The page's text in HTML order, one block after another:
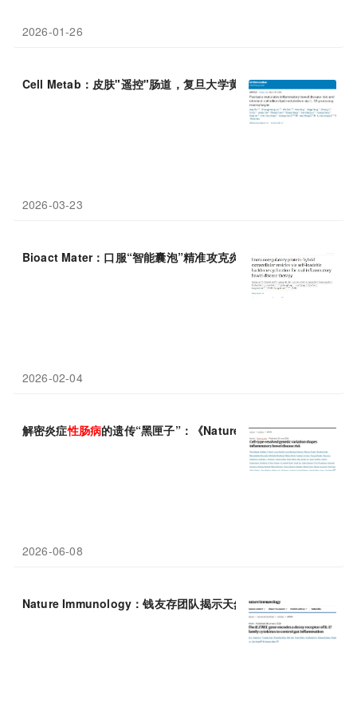
2026-01-26
Cell Metab：皮肤"遥控"肠道，复旦大学黄立豪等合作揭示银屑
2026-03-23
Bioact Mater：口服“智能囊泡”精准攻克炎症 性肠病
2026-02-04
解密炎症性肠病的遗传“黑匣子”：《Nature》绘制从风险变异到
2026-06-08
Nature Immunology：钱友存团队揭示天然“诱饵受体”治疗炎症